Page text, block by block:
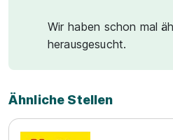
Wir haben schon mal
herausgesucht.
Ähnliche Stellen